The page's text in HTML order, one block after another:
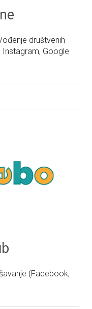
društvenih
Google
(Facebook,